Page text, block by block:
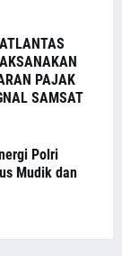
PAJAK
SAMSAT
Polri
Mudik dan